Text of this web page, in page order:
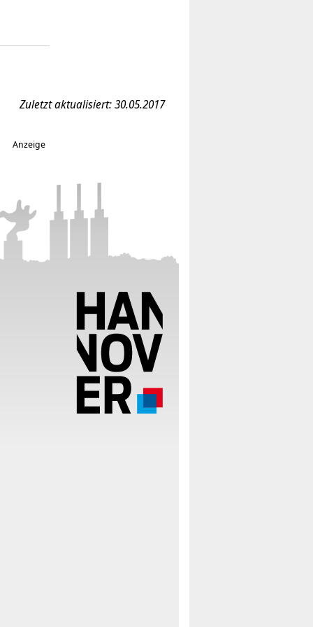
Zuletzt aktualisiert: 30.05.2017
Anzeige